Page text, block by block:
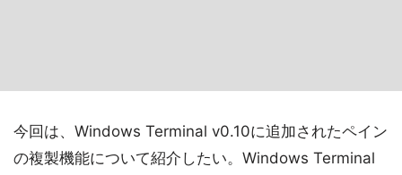
今回は、Windows Terminal v0.10に追加されたペイン
の複製機能について紹介したい。Windows Terminal